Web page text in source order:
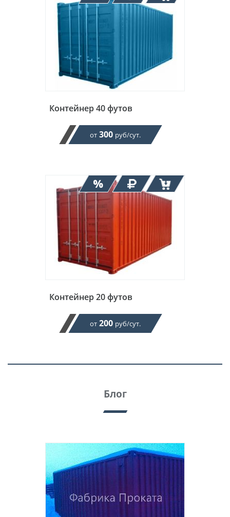
Контейнер 40 футов
от 300 руб/сут.
Контейнер 20 футов
от 200 руб/сут.
Блог